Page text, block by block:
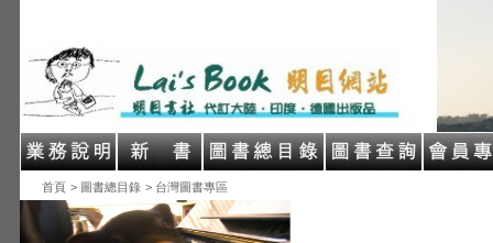
首頁 > 圖書總目錄 > 台灣圖書專區